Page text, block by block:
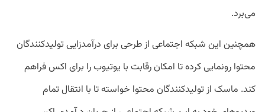
می‌برد.
همچنین این شبکه اجتماعی از طرحی برای درآمدزایی تولیدکنندگان
محتوا رونمایی کرده تا امکان رقابت با یوتیوب را برای اکس فراهم
کند. ماسک از تولیدکنندگان محتوا خواسته تا با انتقال تمام